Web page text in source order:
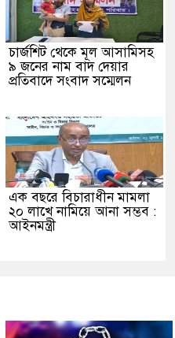
চার্জশিট থেকে মূল আসামিসহ
৯ জনের নাম বাদ দেয়ার
প্রতিবাদে সংবাদ সম্মেলন
এক বছরে বিচারাধীন মামলা
২০ লাখে নামিয়ে আনা সম্ভব :
আইনমন্ত্রী